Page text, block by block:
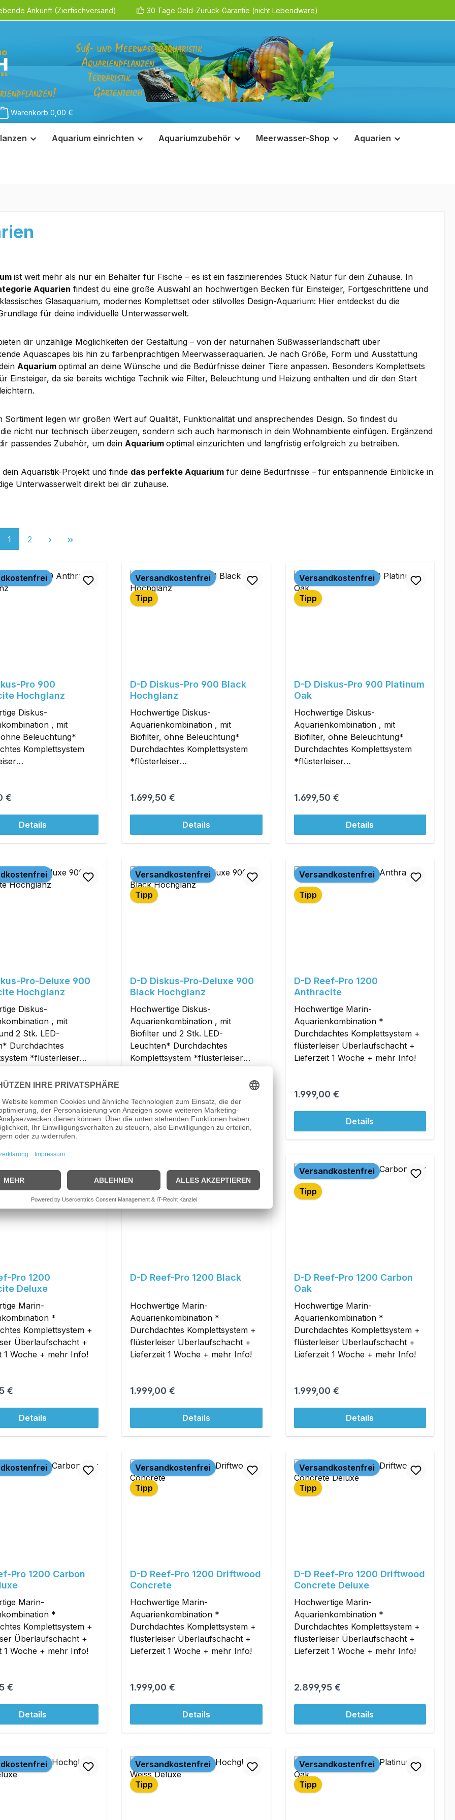
Ankunft (Zierfischversand) 30 Tage Geld-Zurück-Garantie (nicht Lebendware)
Warenkorb 0,00 €
Aquarium einrichten Aquariumzubehör Meerwasser-Shop Aquarien
ist weit mehr als nur ein Behälter für Fische – es ist ein faszinierendes Stück Natur für dein Zuhause. In
Aquarien findest du eine große Auswahl an hochwertigen Becken für Einsteiger, Fortgeschrittene und
Glasaquarium, modernes Komplettset oder stilvolles Design-Aquarium: Hier entdeckst du die
für deine individuelle Unterwasserwelt.
dir unzählige Möglichkeiten der Gestaltung – von der naturnahen Süßwasserlandschaft über
Aquascapes bis hin zu farbenprächtigen Meerwasseraquarien. Je nach Größe, Form und Ausstattung
Aquarium optimal an deine Wünsche und die Bedürfnisse deiner Tiere anpassen. Besonders Komplettsets
Einsteiger, da sie bereits wichtige Technik wie Filter, Beleuchtung und Heizung enthalten und dir den Start
Sortiment legen wir großen Wert auf Qualität, Funktionalität und ansprechendes Design. So findest du
nicht nur technisch überzeugen, sondern sich auch harmonisch in dein Wohnambiente einfügen. Ergänzend
passendes Zubehör, um dein Aquarium optimal einzurichten und langfristig erfolgreich zu betreiben.
dein Aquaristik-Projekt und finde das perfekte Aquarium für deine Bedürfnisse – für entspannende Einblicke in
Unterwasserwelt direkt bei dir zuhause.
Seite
1 Seite
2
Pro 900
Hochglanz
Diskus-
, mit
Beleuchtung*
Komplettsystem
Preis:
€
Details
Versandkostenfrei
Tipp
D-D Diskus-Pro 900 Black
Hochglanz
Hochwertige Diskus-
Aquarienkombination , mit
Biofilter, ohne Beleuchtung*
Durchdachtes Komplettsystem
*flüsterleiser
Regulärer Preis:
1.699,50 €
Details
Versandkostenfrei
Tipp
D-D Diskus-Pro 900 Platinum
Oak
Hochwertige Diskus-
Aquarienkombination , mit
Biofilter, ohne Beleuchtung*
Durchdachtes Komplettsystem
*flüsterleiser
Regulärer Preis:
1.699,50 €
Details
Pro-Deluxe 900
Hochglanz
Diskus-
, mit
2 Stk. LED-
Durchdachtes
*flüsterleiser
mehr Info!
Details
Versandkostenfrei
Tipp
D-D Diskus-Pro-Deluxe 900
Black Hochglanz
Hochwertige Diskus-
Aquarienkombination , mit
Biofilter und 2 Stk. LED-
Leuchten* Durchdachtes
Komplettsystem *flüsterleiser
Details
Versandkostenfrei
Tipp
D-D Reef-Pro 1200
Anthracite
Hochwertige Marin-
Aquarienkombination *
Durchdachtes Komplettsystem +
flüsterleiser Überlaufschacht +
Lieferzeit 1 Woche + mehr Info!
Regulärer Preis:
1.999,00 €
Details
Pro 1200
Deluxe
Marin-
*
Komplettsystem +
Überlaufschacht +
1 Woche + mehr Info!
Preis:
€
Details
Versandkostenfrei
Tipp
D-D Reef-Pro 1200 Black
Hochwertige Marin-
Aquarienkombination *
Durchdachtes Komplettsystem +
flüsterleiser Überlaufschacht +
Lieferzeit 1 Woche + mehr Info!
Regulärer Preis:
1.999,00 €
Details
Versandkostenfrei
Tipp
D-D Reef-Pro 1200 Carbon
Oak
Hochwertige Marin-
Aquarienkombination *
Durchdachtes Komplettsystem +
flüsterleiser Überlaufschacht +
Lieferzeit 1 Woche + mehr Info!
Regulärer Preis:
1.999,00 €
Details
Pro 1200 Carbon
Marin-
*
Komplettsystem +
Überlaufschacht +
1 Woche + mehr Info!
Preis:
€
Details
Versandkostenfrei
Tipp
D-D Reef-Pro 1200 Driftwood
Concrete
Hochwertige Marin-
Aquarienkombination *
Durchdachtes Komplettsystem +
flüsterleiser Überlaufschacht +
Lieferzeit 1 Woche + mehr Info!
Regulärer Preis:
1.999,00 €
Details
Versandkostenfrei
Tipp
D-D Reef-Pro 1200 Driftwood
Concrete Deluxe
Hochwertige Marin-
Aquarienkombination *
Durchdachtes Komplettsystem +
flüsterleiser Überlaufschacht +
Lieferzeit 1 Woche + mehr Info!
Regulärer Preis:
2.899,95 €
Details
Versandkostenfrei
Tipp
Versandkostenfrei
Tipp